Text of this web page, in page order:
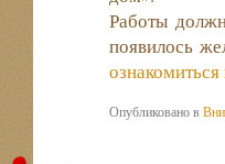
Работы
появилось
Опубликовано в